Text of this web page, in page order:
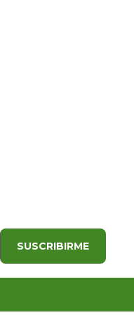
SUSCRIBIRME